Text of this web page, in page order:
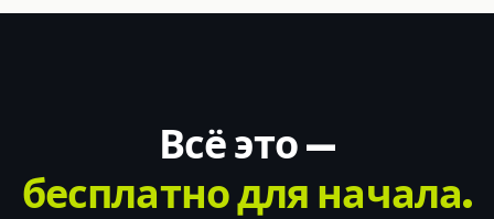
Всё это —
бесплатно для начала.